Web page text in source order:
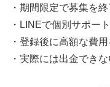
・期間限定で募集を
・LINEで個別サポー
・登録後に高額な費
・実際には出金できな